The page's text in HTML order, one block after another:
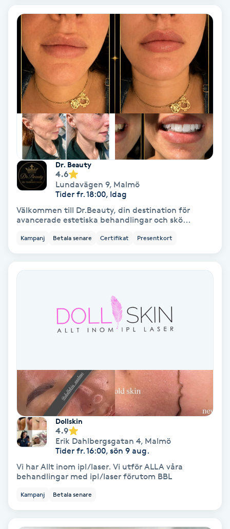
Läpptatuering
Makeup
Manikyr & Pedikyr
Massage
Medial vägledning
Medicinsk massage
Meditation
Medium
Megavolymfransar
Microshading
Mixfransar
Dr. Beauty
4.6
Lundavägen 9, Malmö
Tider fr. 18:00, Idag
Välkommen till Dr.Beauty, din destination för
avancerade estetiska behandlingar och skö...
Kampanj Betala senare Certifikat Presentkort
Dollskin
4.9
Erik Dahlbergsgatan 4, Malmö
Tider fr. 16:00, sön 9 aug.
Vi har Allt inom ipl/laser. Vi utför ALLA våra
behandlingar med ipl/laser förutom BBL
Kampanj Betala senare